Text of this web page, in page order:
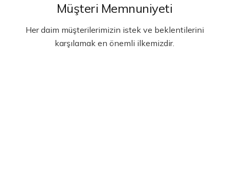
Müşteri Memnuniyeti
Her daim müşterilerimizin istek ve beklentilerini
karşılamak en önemli ilkemizdir.